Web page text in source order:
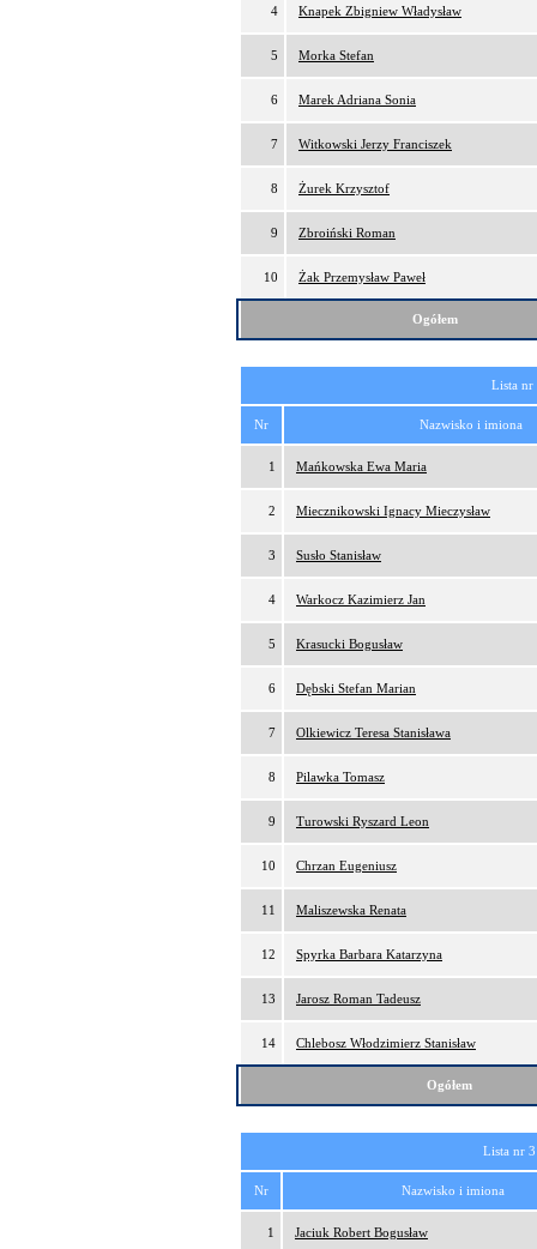
4 Knapek Zbigniew Władysław
5 Morka Stefan
6 Marek Adriana Sonia
7 Witkowski Jerzy Franciszek
8 Żurek Krzysztof
9 Zbroiński Roman
10 Żak Przemysław Paweł
Ogółem
Lista
Nr Nazwisko i imiona
1 Mańkowska Ewa Maria
2 Miecznikowski Ignacy Mieczysław
3 Susło Stanisław
4 Warkocz Kazimierz Jan
5 Krasucki Bogusław
6 Dębski Stefan Marian
7 Olkiewicz Teresa Stanisława
8 Pilawka Tomasz
9 Turowski Ryszard Leon
10 Chrzan Eugeniusz
11 Maliszewska Renata
12 Spyrka Barbara Katarzyna
13 Jarosz Roman Tadeusz
14 Chlebosz Włodzimierz Stanisław
Ogółem
Lista nr
Nr Nazwisko i imiona
1 Jaciuk Robert Bogusław